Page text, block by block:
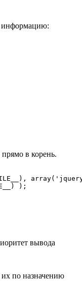
информацию:
в корень.
);
вывода
по назначению